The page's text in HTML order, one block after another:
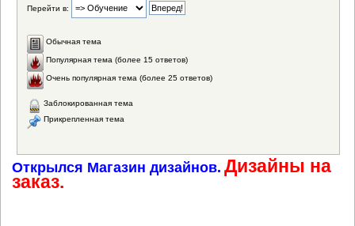
Перейти в:
Обычная тема
Популярная тема (более 15 ответов)
Очень популярная тема (более 25 ответов)
Заблокированная тема
Прикрепленная тема
Открылся Магазин дизайнов. Дизайны на
заказ.